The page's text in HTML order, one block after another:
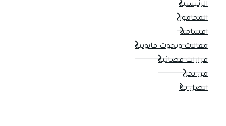
الرئيسية
المحامون
اقسامنا
مقالات وبحوث قانونية
قرارات قضائية
من نحن
اتصل بنا